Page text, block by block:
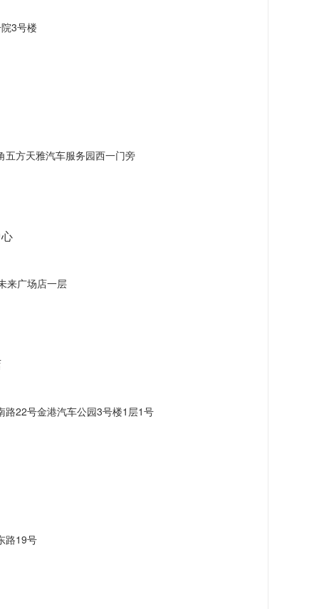
3号楼
五方天雅汽车服务园西一门旁
来广场店一层
路22号金港汽车公园3号楼1层1号
路19号